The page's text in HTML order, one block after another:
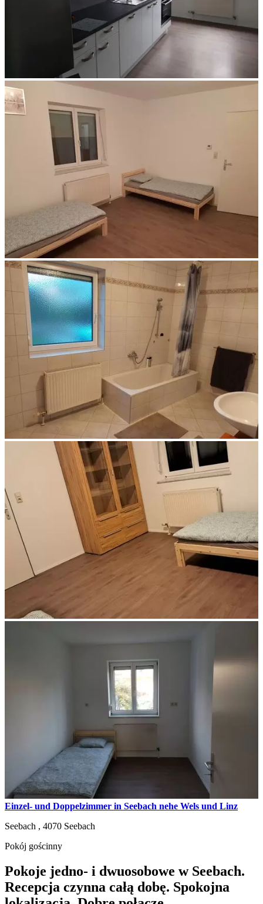
Einzel- und Doppelzimmer in Seebach nehe Wels und Linz
Seebach , 4070 Seebach
Pokój gościnny
Pokoje jedno- i dwuosobowe w Seebach.
Recepcja czynna całą dobę. Spokojna